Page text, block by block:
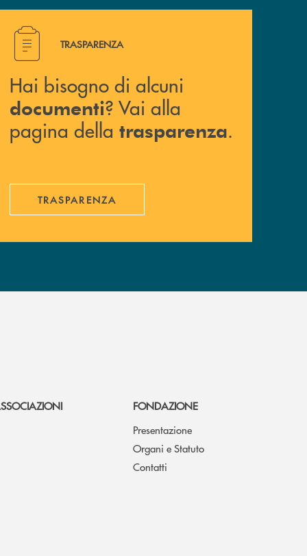
Hai bisogno di alcuni documenti ? Vai alla pagina della
TRASPARENZA
Hai bisogno di alcuni
documenti? Vai alla
pagina della trasparenza.
TRASPARENZA
FONDAZIONE
Presentazione
Organi e Statuto
Contatti